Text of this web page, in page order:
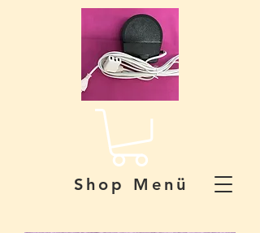
Shop Menü